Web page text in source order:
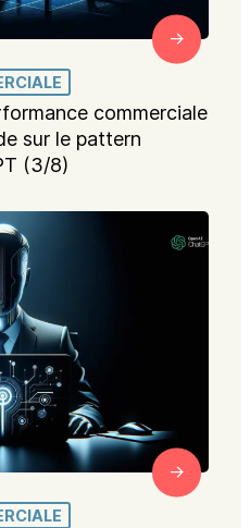
commerciale
sur le pattern
(3/8)